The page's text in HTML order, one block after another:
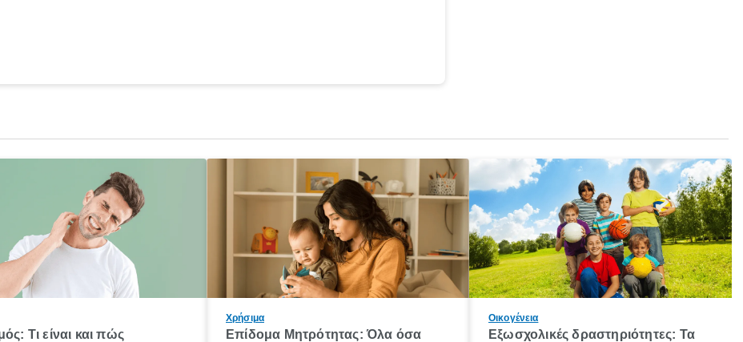
Τι είναι και πώς
Χρήσιμα
Επίδομα Μητρότητας: Όλα όσα
Οικογένεια
Εξωσχολικές δραστηριότητες: Τα